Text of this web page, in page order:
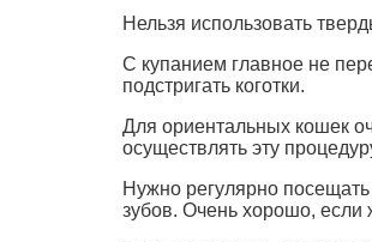
Нельзя использовать
С купанием главное не
подстригать коготки.
Для ориентальных кошек
осуществлять эту
Нужно регулярно посещать
зубов. Очень хорошо, если